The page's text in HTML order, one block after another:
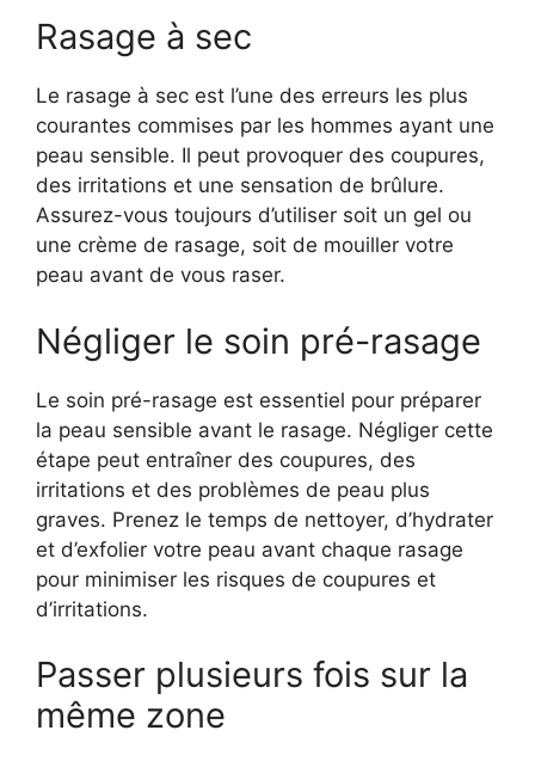
Rasage à sec
Le rasage à sec est l’une des erreurs les plus
courantes commises par les hommes ayant une
peau sensible. Il peut provoquer des coupures,
des irritations et une sensation de brûlure.
Assurez-vous toujours d’utiliser soit un gel ou
une crème de rasage, soit de mouiller votre
peau avant de vous raser.
Négliger le soin pré-rasage
Le soin pré-rasage est essentiel pour préparer
la peau sensible avant le rasage. Négliger cette
étape peut entraîner des coupures, des
irritations et des problèmes de peau plus
graves. Prenez le temps de nettoyer, d’hydrater
et d’exfolier votre peau avant chaque rasage
pour minimiser les risques de coupures et
d’irritations.
Passer plusieurs fois sur la
même zone